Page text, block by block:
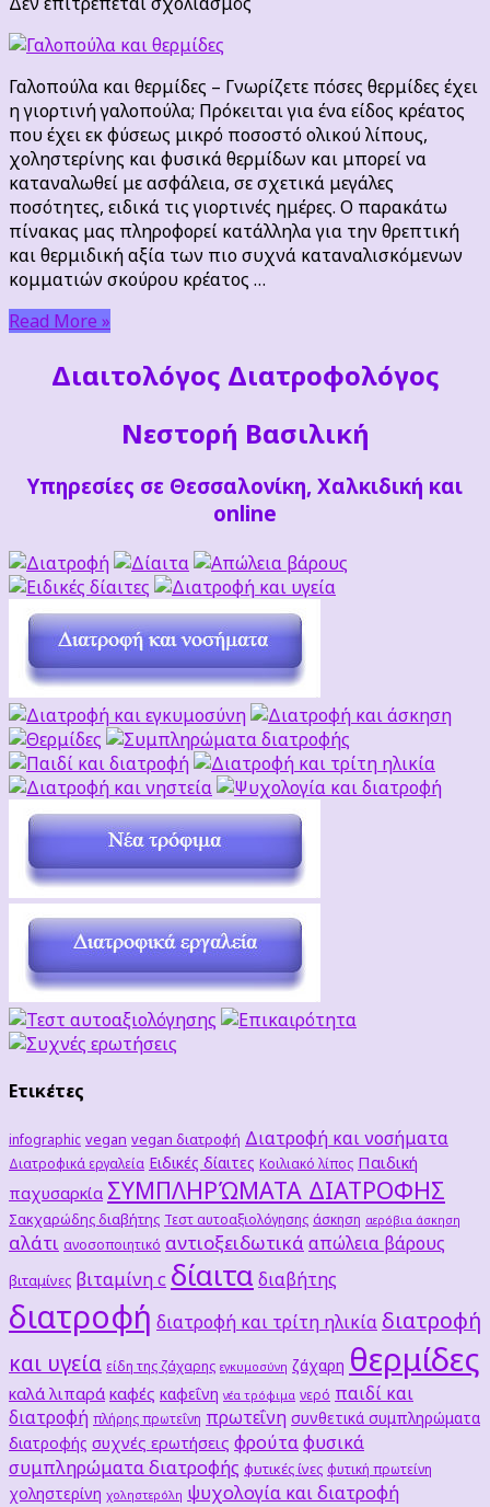
θερμίδες
–
Γνωρίζετε
πόσες
θερμίδες
έχει
η
γιορτινή
γαλοπούλα;
Γαλοπούλα και θερμίδες – Γνωρίζετε πόσες θερμίδες έχει
η γιορτινή γαλοπούλα; Πρόκειται για ένα είδος κρέατος
που έχει εκ φύσεως μικρό ποσοστό ολικού λίπους,
χοληστερίνης και φυσικά θερμίδων και μπορεί να
καταναλωθεί με ασφάλεια, σε σχετικά μεγάλες
ποσότητες, ειδικά τις γιορτινές ημέρες. Ο παρακάτω
πίνακας μας πληροφορεί κατάλληλα για την θρεπτική
και θερμιδική αξία των πιο συχνά καταναλισκόμενων
κομματιών σκούρου κρέατος …
Read More »
Διαιτoλόγος Διατροφολόγος
Νεστορή Βασιλική
Υπηρεσίες σε Θεσσαλονίκη, Χαλκιδική και
online
Ετικέτες
infographic vegan vegan διατροφή Διατροφή και νοσήματα
Διατροφικά εργαλεία Ειδικές δίαιτες Κοιλιακό λίπος Παιδική
παχυσαρκία ΣΥΜΠΛΗΡΏΜΑΤΑ ΔΙΑΤΡΟΦΗΣ
Σακχαρώδης διαβήτης Τεστ αυτοαξιολόγησης άσκηση αερόβια άσκηση
αλάτι ανοσοποιητικό αντιοξειδωτικά απώλεια βάρους
βιταμίνες βιταμίνη c δίαιτα διαβήτης
διατροφή διατροφή και τρίτη ηλικία διατροφή
και υγεία είδη της ζάχαρης εγκυμοσύνη ζάχαρη θερμίδες
καλά λιπαρά καφές καφεΐνη νέα τρόφιμα νερό παιδί και
διατροφή πλήρης πρωτεΐνη πρωτεΐνη συνθετικά συμπληρώματα
διατροφής συχνές ερωτήσεις φρούταφυσικά
συμπληρώματα διατροφής φυτικές ίνες φυτική πρωτείνη
χοληστερίνη χοληστερόλη ψυχολογία και διατροφή